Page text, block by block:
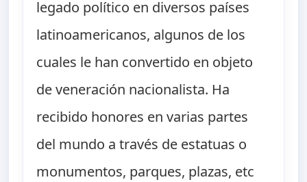
legado político en diversos países
latinoamericanos, algunos de los
cuales le han convertido en objeto
de veneración nacionalista. Ha
recibido honores en varias partes
del mundo a través de estatuas o
monumentos, parques, plazas, etc